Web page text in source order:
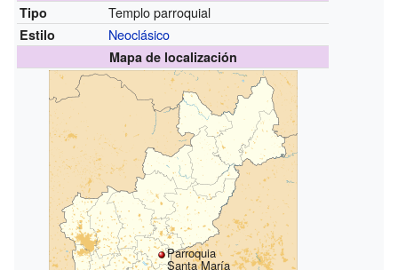
Tipo
Templo parroquial
Estilo Neoclásico
Mapa de localización
Parroquia
Santa María